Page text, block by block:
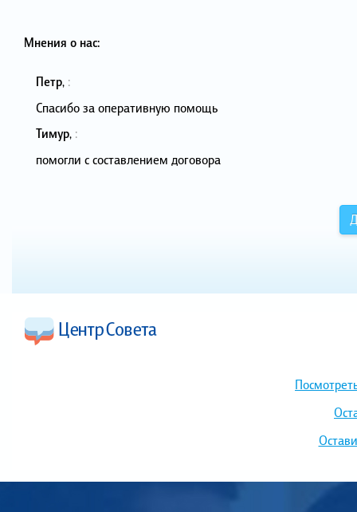
Мнения о нас:
Петр, :
Спасибо за оперативную помощь
Тимур, :
помогли с составлением договора